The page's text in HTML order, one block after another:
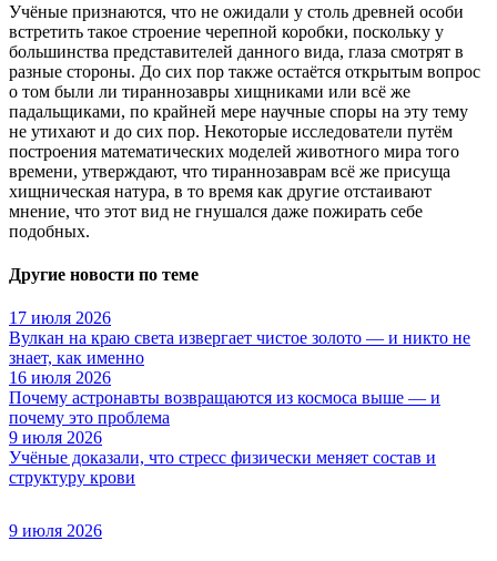
Учёные признаются, что не ожидали у столь древней особи
встретить такое строение черепной коробки, поскольку у
большинства представителей данного вида, глаза смотрят в
разные стороны. До сих пор также остаётся открытым вопрос
о том были ли тираннозавры хищниками или всё же
падальщиками, по крайней мере научные споры на эту тему
не утихают и до сих пор. Некоторые исследователи путём
построения математических моделей животного мира того
времени, утверждают, что тираннозаврам всё же присуща
хищническая натура, в то время как другие отстаивают
мнение, что этот вид не гнушался даже пожирать себе
подобных.
Другие новости по теме
17 июля 2026
Вулкан на краю света извергает чистое золото — и никто не
знает, как именно
16 июля 2026
Почему астронавты возвращаются из космоса выше — и
почему это проблема
9 июля 2026
Учёные доказали, что стресс физически меняет состав и
структуру крови
9 июля 2026